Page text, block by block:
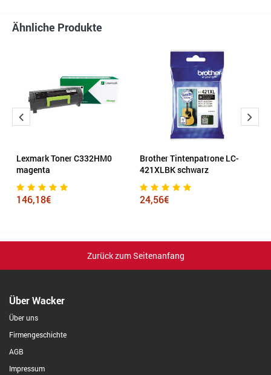
Ähnliche Produkte
Lexmark Toner C332HM0
magenta
146,18€
Brother Tintenpatrone LC-
421XLBK schwarz
24,56€
Zurück zum Seitenanfang
Über Wacker
Über uns
Firmengeschichte
AGB
Impressum